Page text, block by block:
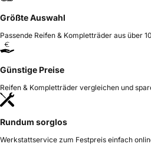
Größte Auswahl
Passende Reifen & Kompletträder aus über
Günstige Preise
Reifen & Kompletträder vergleichen und
Rundum sorglos
Werkstattservice zum Festpreis einfach